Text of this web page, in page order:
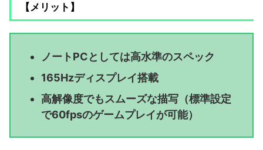
【メリット】
ノートPCとしては高水準のスペック
165Hzディスプレイ搭載
高解像度でもスムーズな描写（標準設定
で60fpsのゲームプレイが可能）